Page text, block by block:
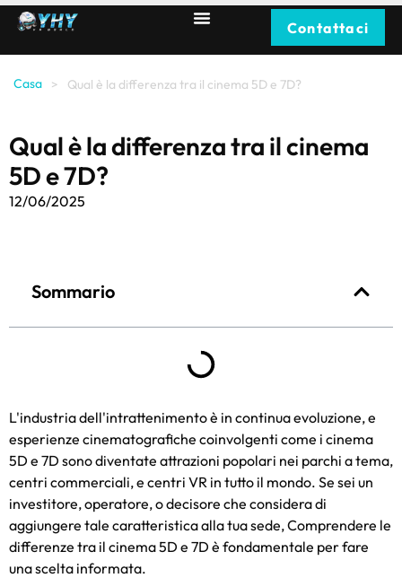
Contattaci
Casa > Qual è la differenza tra il cinema 5D e 7D?
Qual è la differenza tra il cinema
5D e 7D?
12/06/2025
Sommario
L'industria dell'intrattenimento è in continua evoluzione, e
esperienze cinematografiche coinvolgenti come i cinema
5D e 7D sono diventate attrazioni popolari nei parchi a tema,
centri commerciali, e centri VR in tutto il mondo. Se sei un
investitore, operatore, o decisore che considera di
aggiungere tale caratteristica alla tua sede, Comprendere le
differenze tra il cinema 5D e 7D è fondamentale per fare
una scelta informata.